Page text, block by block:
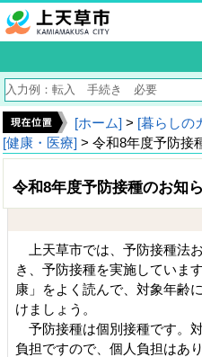
[ホーム] > [暮らしの
[健康・医療] > 令和8年度予防接
令和8年度予防接種のお知
上天草市では、予防接種法
き、予防接種を実施していま
康」をよく読んで、対象年齢
けましょう。
予防接種は個別接種です。
負担ですので、個人負担はあ